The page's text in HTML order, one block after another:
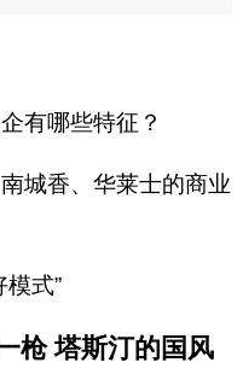
有哪些特征？
城香、华莱士的商业
式”
枪 塔斯汀的国风